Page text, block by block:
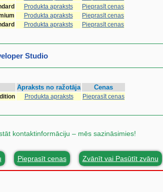
Produkta apraksts
Pieprasīt cenas
Produkta apraksts
Pieprasīt cenas
Produkta apraksts Pieprasīt cenas
Studio
Apraksts no ražotāja Cenas
Produkta apraksts Pieprasīt cenas
kontaktinformāciju – mēs sazināsimies!
Pieprasīt cenas Zvānīt vai Pasūtīt zvānu